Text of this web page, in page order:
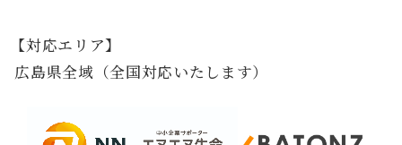
対応エリア
広島県全域（全国対応いたします）